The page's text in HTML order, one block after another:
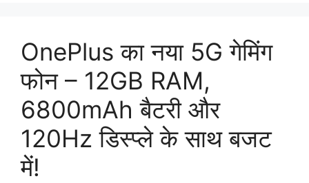
OnePlus का नया 5G गेमिंग
फोन – 12GB RAM,
6800mAh बैटरी और
120Hz डिस्प्ले के साथ बजट
में!